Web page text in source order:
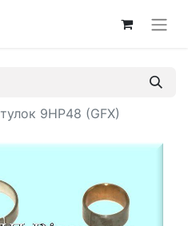
9HP48 (GFX)